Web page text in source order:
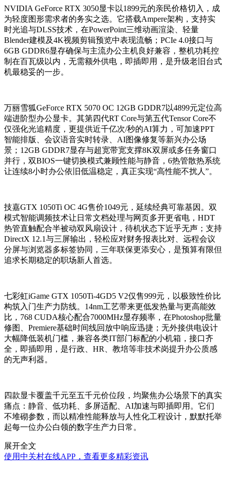
NVIDIA GeForce RTX 3050显卡以1899元的亲民价格切入，成
为轻度图形需求者的务实之选。它搭载Ampere架构，支持实
时光追与DLSS技术，在PowerPoint三维动画渲染、轻量
Blender建模及4K视频剪辑预览中表现流畅；PCIe 4.0接口与
6GB GDDR6显存确保与主流办公主机良好兼容，整机功耗控
制在百瓦级以内，无需额外供电，即插即用，是升级老旧台式
机最稳妥的一步。
万丽雪狐GeForce RTX 5070 OC 12GB GDDR7以4899元定位高
端进阶型办公显卡。其第四代RT Core与第五代Tensor Core不
仅强化光追精度，更提供近千亿次/秒的AI算力，可加速PPT
智能排版、会议语音实时转录、AI图像修复等新兴办公场
景；12GB GDDR7显存与超宽带宽支撑8K双屏或多任务窗口
并行，双BIOS一键切换模式兼顾性能与静音，6热管散热系统
让连续8小时办公依旧低温稳定，真正实现“高性能不扰人”。
技嘉GTX 1050Ti OC 4G售价1049元，延续经典可靠基因。双
模式智能调频技术让日常文档处理与网页多开更省电，HDT
热管直触配合半被动双风扇设计，待机状态下近乎无声；支持
DirectX 12.1与三屏输出，轻松应对财务报表比对、远程会议
分屏与浏览器多标签协同，三年联保更添安心，是预算有限但
追求长期稳定的职场新人首选。
七彩虹iGame GTX 1050Ti-4GD5 V2仅售999元，以极致性价比
构筑入门生产力防线。14nm工艺带来更低发热量与更高能效
比，768 CUDA核心配合7000MHz显存频率，在Photoshop批量
修图、Premiere基础时间线回放中响应迅捷；无外接供电设计
大幅降低装机门槛，兼容各类IT部门标配的小机箱，接口齐
全，即插即用，是行政、HR、教培等非技术岗提升办公质感
的无声利器。
四款显卡覆盖千元至五千元价位段，均聚焦办公场景下的真实
痛点：静音、低功耗、多屏适配、AI加速与即插即用。它们
不堆砌参数，而以精准性能释放与人性化工程设计，默默托举
起每一位办公白领的数字生产力日常。
展开全文
使用中关村在线APP，查看更多精彩资讯